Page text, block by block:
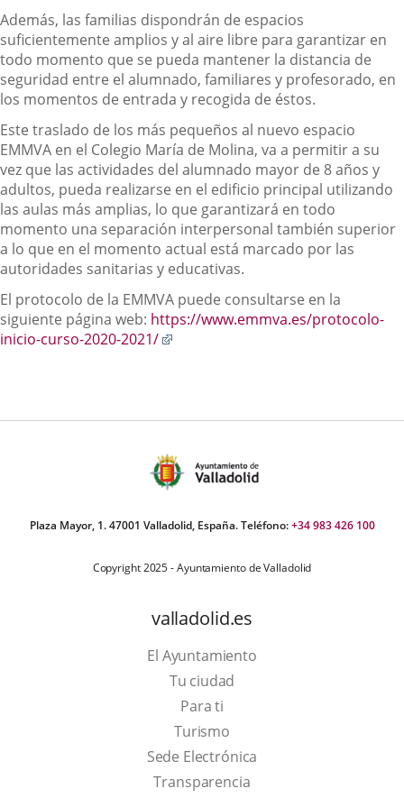
Además, las familias dispondrán de espacios
suficientemente amplios y al aire libre para garantizar en
todo momento que se pueda mantener la distancia de
seguridad entre el alumnado, familiares y profesorado, en
los momentos de entrada y recogida de éstos.
Este traslado de los más pequeños al nuevo espacio
EMMVA en el Colegio María de Molina, va a permitir a su
vez que las actividades del alumnado mayor de 8 años y
adultos, pueda realizarse en el edificio principal utilizando
las aulas más amplias, lo que garantizará en todo
momento una separación interpersonal también superior
a lo que en el momento actual está marcado por las
autoridades sanitarias y educativas.
El protocolo de la EMMVA puede consultarse en la
siguiente página web: https://www.emmva.es/protocolo-
inicio-curso-2020-2021/
externa.
Plaza Mayor, 1. 47001 Valladolid, España. Teléfono:+34 983 426 100
Copyright 2025 - Ayuntamiento de Valladolid
valladolid.es
El Ayuntamiento
Tu ciudad
Para ti
TurismoThis
link
will
Sede Electrónica
Transparencia